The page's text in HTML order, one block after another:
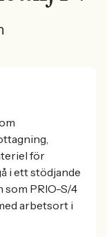
för
i ett stödjande
som PRIO-S/4
arbetsort i